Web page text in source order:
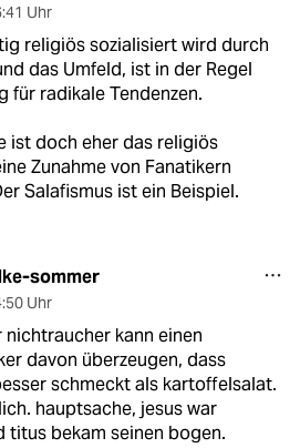
Uhr
religiös sozialisiert wird durch
das Umfeld, ist in der Regel
für radikale Tendenzen.
ist doch eher das religiös
Zunahme von Fanatikern
Salafismus ist ein Beispiel.
sommer
Uhr
nichtraucher kann einen
davon überzeugen, dass
schmeckt als kartoffelsalat.
hauptsache, jesus war
titus bekam seinen bogen.